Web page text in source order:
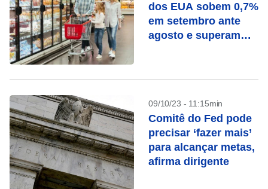
dos EUA sobem 0,7%
em setembro ante
agosto e superam
09/10/23 - 11:15min
Comitê do Fed pode
precisar ‘fazer mais’
para alcançar metas,
afirma dirigente